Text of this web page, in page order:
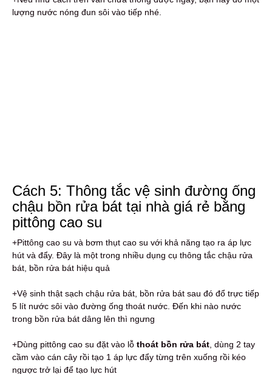
lượng nước nóng đun sôi vào tiếp nhé.
Cách 5: Thông tắc vệ sinh đường ống
chậu bồn rửa bát tại nhà giá rẻ bằng
pittông cao su
+Pittông cao su và bơm thụt cao su với khả năng tạo ra áp lực
hút và đẩy. Đây là một trong nhiều dụng cụ thông tắc chậu rửa
bát, bồn rửa bát hiệu quả
+Vệ sinh thật sạch chậu rửa bát, bồn rửa bát sau đó đổ trực tiếp
5 lít nước sôi vào đường ống thoát nước. Đến khi nào nước
trong bồn rửa bát dâng lên thì ngưng
+Dùng pittông cao su đặt vào lỗ thoát bồn rửa bát , dùng 2 tay
cầm vào cán cây rồi tạo 1 áp lực đẩy từng trên xuống rồi kéo
ngược trở lại để tạo lực hút